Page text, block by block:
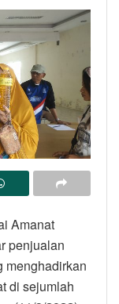
Amanat
penjualan
menghadirkan
di sejumlah